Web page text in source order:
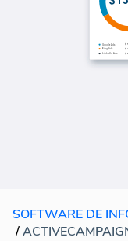
/